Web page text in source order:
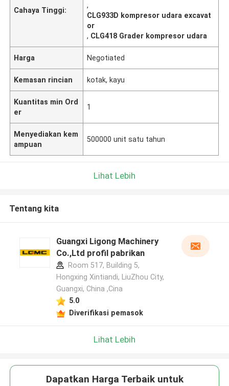
Cahaya Tinggi:
,
CLG933D kompresor udara excavat
or
, CLG418 Grader kompresor udara
Harga Negotiated
Kemasan rincian kotak, kayu
Kuantitas min Ord
er
1
Menyediakan kem
ampuan
500000 unit satu tahun
Lihat Lebih
Tentang kita
Guangxi Ligong Machinery
Co.,Ltd profil pabrikan
Room 517, Building 5,
Hongxing Xintiandi, LiuZhou City,
Guangxi, China ,Cina
5.0
Diverifikasi pemasok
Lihat Lebih
Dapatkan Harga Terbaik untuk